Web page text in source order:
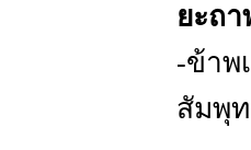
ยะถ
-ข้าพ
สัมพุ